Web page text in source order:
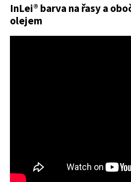
InLei® barva na řasy a
olejem